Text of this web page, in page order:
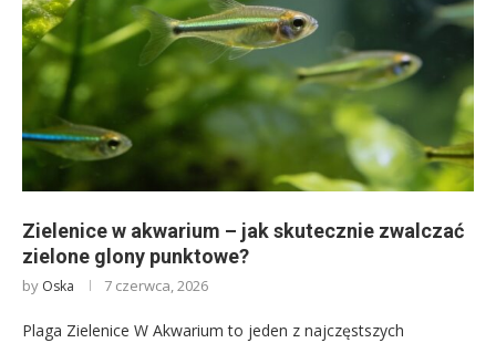
Zielenice w akwarium – jak skutecznie zwalczać
zielone glony punktowe?
by Oska 7 czerwca, 2026
Plaga Zielenice W Akwarium to jeden z najczęstszych